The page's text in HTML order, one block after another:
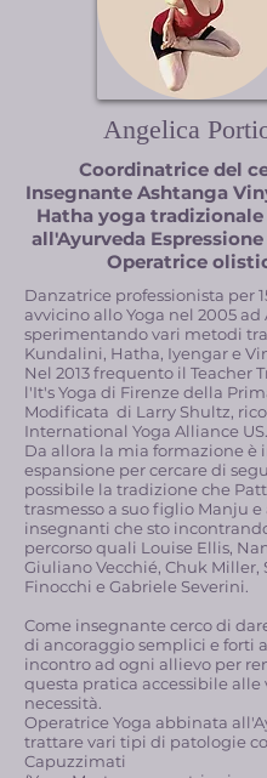
Angelica
Coordinatrice del
Insegnante Ashtanga
Hatha yoga
all'Ayurveda
Operatrice
Danzatrice professionista per
avvicino allo Yoga nel 2005
sperimentando vari metodi
Kundalini, Hatha, Iyengar e
Nel 2013 frequento il Teacher
l'It's Yoga di Firenze della
Modificata di Larry Shultz,
International Yoga Alliance US.
Da allora la mia formazione è
espansione per cercare di
possibile la tradizione che
trasmesso a suo figlio Manju e
insegnanti che sto
percorso quali Louise Ellis,
Giuliano Vecchié, Chuk Miller,
Finocchi e Gabriele Severini.
Come insegnante cerco di
di ancoraggio semplici e forti
incontro ad ogni allievo per
questa pratica accessibile alle
necessità.
​​Operatrice Yoga abbinata
trattare vari tipi di patologie
Capuzzimati